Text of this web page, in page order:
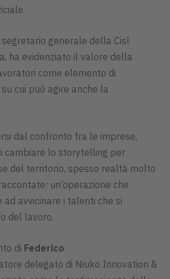
segretario generale della Cisl
ha evidenziato il valore della
come elemento di
cui può agire anche la
dal confronto fra le imprese,
cambiare lo storytelling per
del territorio, spesso realtà molto
un’operazione che
avvicinare i talenti che si
del lavoro.
di Federico
delegato di Niuko Innovation &